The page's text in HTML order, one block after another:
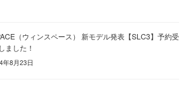
（ウィンスペース） 新モデル発表【SLC3】予約受
ました！
年8月23日